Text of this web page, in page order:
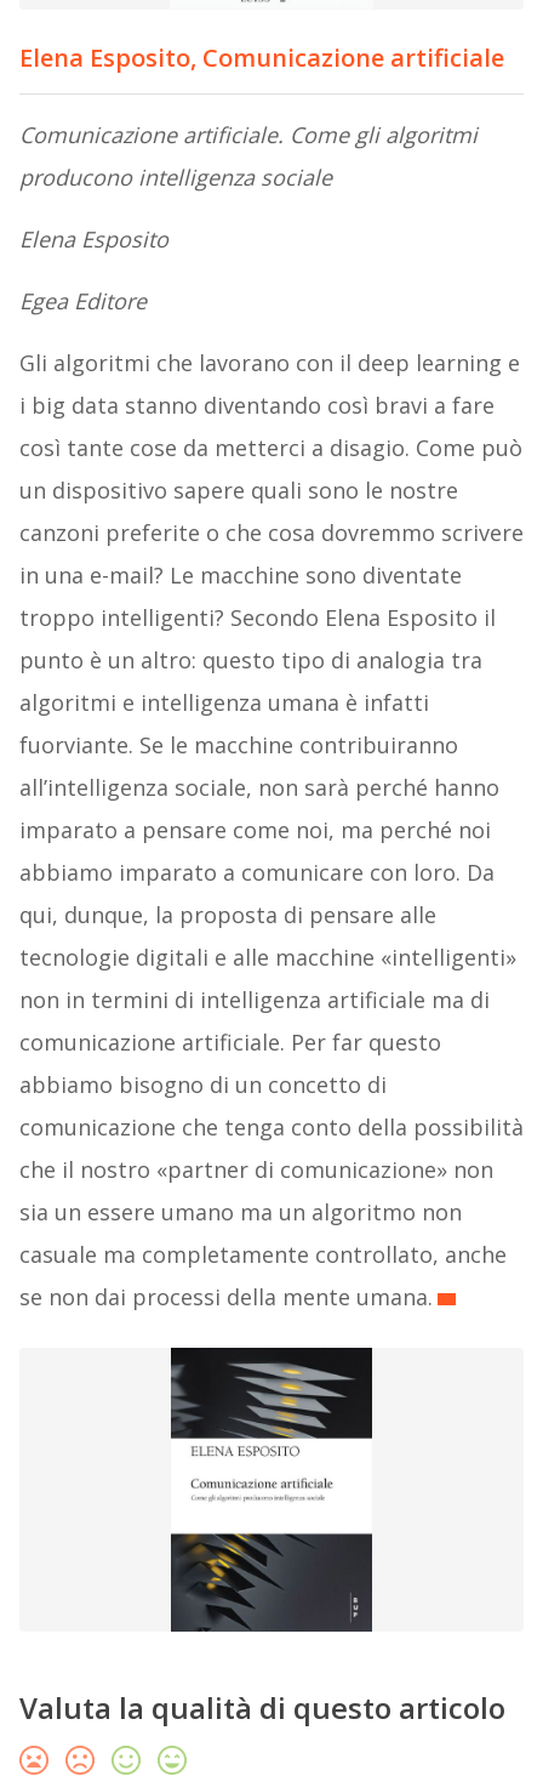
Elena Esposito, Comunicazione artificiale
Comunicazione artificiale. Come gli algoritmi
producono intelligenza sociale
Elena Esposito
Egea Editore
Gli algoritmi che lavorano con il deep learning e
i big data stanno diventando così bravi a fare
così tante cose da metterci a disagio. Come può
un dispositivo sapere quali sono le nostre
canzoni preferite o che cosa dovremmo scrivere
in una e-mail? Le macchine sono diventate
troppo intelligenti? Secondo Elena Esposito il
punto è un altro: questo tipo di analogia tra
algoritmi e intelligenza umana è infatti
fuorviante. Se le macchine contribuiranno
all’intelligenza sociale, non sarà perché hanno
imparato a pensare come noi, ma perché noi
abbiamo imparato a comunicare con loro. Da
qui, dunque, la proposta di pensare alle
tecnologie digitali e alle macchine «intelligenti»
non in termini di intelligenza artificiale ma di
comunicazione artificiale. Per far questo
abbiamo bisogno di un concetto di
comunicazione che tenga conto della possibilità
che il nostro «partner di comunicazione» non
sia un essere umano ma un algoritmo non
casuale ma completamente controllato, anche
se non dai processi della mente umana.
Valuta la qualità di questo articolo